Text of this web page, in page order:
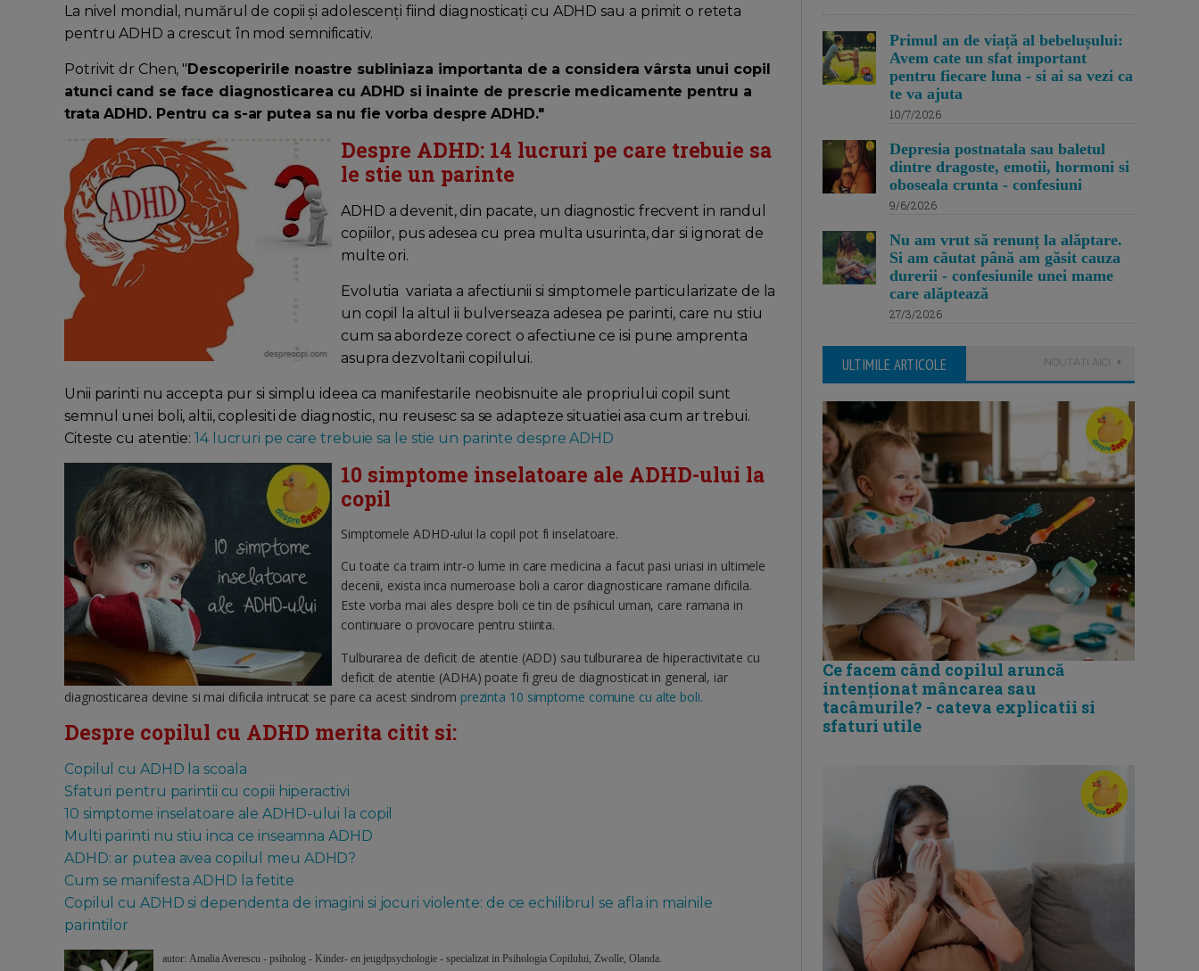
La nivel mondial, numărul de copii și adolescenți fiind diagnosticați cu ADHD sau a primit o reteta
pentru ADHD a crescut în mod semnificativ.
Potrivit dr Chen, " Descoperirile noastre subliniaza importanta de a considera vârsta unui copil
atunci cand se face diagnosticarea cu ADHD si inainte de prescrie medicamente pentru a
trata ADHD. Pentru ca s-ar putea sa nu fie vorba despre ADHD."
Despre ADHD: 14 lucruri pe care trebuie sa
le stie un parinte
ADHD a devenit, din pacate, un diagnostic frecvent in randul
copiilor, pus adesea cu prea multa usurinta, dar si ignorat de
multe ori.
Evolutia variata a afectiunii si simptomele particularizate de la
un copil la altul ii bulverseaza adesea pe parinti, care nu stiu
cum sa abordeze corect o afectiune ce isi pune amprenta
asupra dezvoltarii copilului.
Unii parinti nu accepta pur si simplu ideea ca manifestarile neobisnuite ale propriului copil sunt
semnul unei boli, altii, coplesiti de diagnostic, nu reusesc sa se adapteze situatiei asa cum ar trebui.
Citeste cu atentie: 14 lucruri pe care trebuie sa le stie un parinte despre ADHD
10 simptome inselatoare ale ADHD-ului la
copil
Simptomele ADHD-ului la copil pot fi inselatoare.
Cu toate ca traim intr-o lume in care medicina a facut pasi uriasi in ultimele
decenii, exista inca numeroase boli a caror diagnosticare ramane dificila.
Este vorba mai ales despre boli ce tin de psihicul uman, care ramana in
continuare o provocare pentru stiinta.
Tulburarea de deficit de atentie (ADD) sau tulburarea de hiperactivitate cu
deficit de atentie (ADHA) poate fi greu de diagnosticat in general, iar
diagnosticarea devine si mai dificila intrucat se pare ca acest sindrom prezinta 10 simptome comune cu alte boli.
Despre copilul cu ADHD merita citit si:
Copilul cu ADHD la scoala
Sfaturi pentru parintii cu copii hiperactivi
10 simptome inselatoare ale ADHD-ului la copil
Multi parinti nu stiu inca ce inseamna ADHD
ADHD: ar putea avea copilul meu ADHD?
Cum se manifesta ADHD la fetite
Copilul cu ADHD si dependenta de imagini si jocuri violente: de ce echilibrul se afla in mainile
parintilor
autor: Amalia Averescu - psiholog - Kinder- en jeugdpsychologie - specializat in Psihologia Copilului, Zwolle, Olanda.
Primul an de viață al bebelușului:
Avem cate un sfat important
pentru fiecare luna - si ai sa vezi ca
te va ajuta
10/7/2026
Depresia postnatala sau baletul
dintre dragoste, emotii, hormoni si
oboseala crunta - confesiuni
9/6/2026
Nu am vrut să renunț la alăptare.
Si am căutat până am găsit cauza
durerii - confesiunile unei mame
care alăptează
27/3/2026
ULTIMILE ARTICOLE NOUTATI AICI
Ce facem când copilul aruncă
intenționat mâncarea sau
tacâmurile? - cateva explicatii si
sfaturi utile